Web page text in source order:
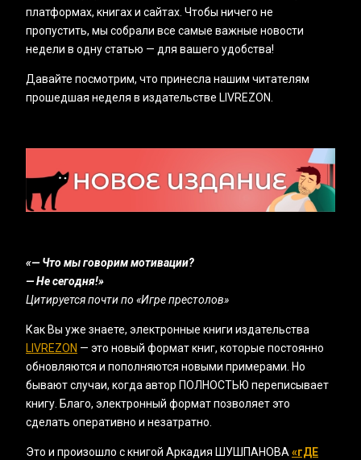
платформах, книгах и сайтах. Чтобы ничего не
пропустить, мы собрали все самые важные новости
недели в одну статью — для вашего удобства!
Давайте посмотрим, что принесла нашим читателям
прошедшая неделя в издательстве LIVREZON.
«‎— Что мы говорим мотивации?
— Не сегодня!»
Цитируется почти по «‎Игре престолов»
Как Вы уже знаете, электронные книги издательства
LIVREZON — это новый формат книг, которые постоянно
обновляются и пополняются новыми примерами. Но
бывают случаи, когда автор ПОЛНОСТЬЮ переписывает
книгу. Благо, электронный формат позволяет это
сделать оперативно и незатратно.
Это и произошло с книгой Аркадия ШУШПАНОВА «‎гДЕ